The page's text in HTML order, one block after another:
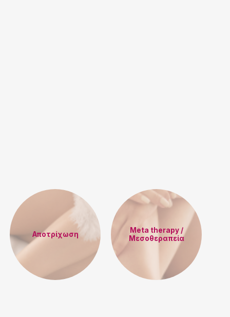
Αποτρίχωση
Meta therapy /
Μεσοθεραπεία